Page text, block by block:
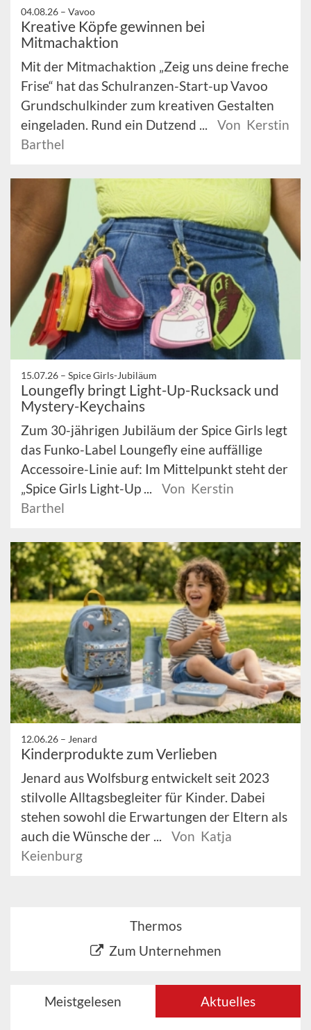
04.08.26 – Vavoo
Kreative Köpfe gewinnen bei
Mitmachaktion
Mit der Mitmachaktion „Zeig uns deine freche
Frise“ hat das Schulranzen-Start-up Vavoo
Grundschulkinder zum kreativen Gestalten
eingeladen. Rund ein Dutzend ...
Von Kerstin
Barthel
15.07.26 – Spice Girls-Jubiläum
Loungefly bringt Light-Up-Rucksack und
Mystery-Keychains
Zum 30-jährigen Jubiläum der Spice Girls legt
das Funko-Label Loungefly eine auffällige
Accessoire-Linie auf: Im Mittelpunkt steht der
„Spice Girls Light-Up ...
Von Kerstin
Barthel
12.06.26 – Jenard
Kinderprodukte zum Verlieben
Jenard aus Wolfsburg entwickelt seit 2023
stilvolle Alltagsbegleiter für Kinder. Dabei
stehen sowohl die Erwartungen der Eltern als
auch die Wünsche der ...
Von Katja
Keienburg
Thermos
Zum Unternehmen
Meistgelesen Aktuelles